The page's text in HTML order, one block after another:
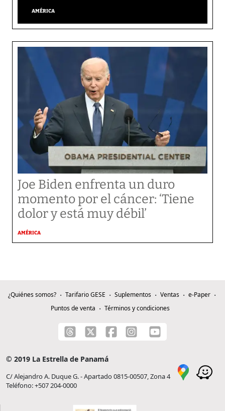
AMÉRICA
Joe Biden enfrenta un duro
momento por el cáncer: ‘Tiene
dolor y está muy débil’
AMÉRICA
¿Quiénes somos? Tarifario GESE Suplementos Ventas
e-Paper
Puntos de venta
Términos y condiciones
© 2019 La Estrella de Panamá
C/ Alejandro A. Duque G. - Apartado 0815-00507, Zona 4
Teléfono: +507 204-0000